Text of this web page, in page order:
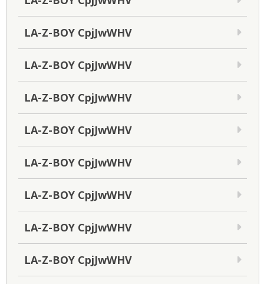
LA-Z-BOY CpjJwWHV
LA-Z-BOY CpjJwWHV
LA-Z-BOY CpjJwWHV
LA-Z-BOY CpjJwWHV
LA-Z-BOY CpjJwWHV
LA-Z-BOY CpjJwWHV
LA-Z-BOY CpjJwWHV
LA-Z-BOY CpjJwWHV